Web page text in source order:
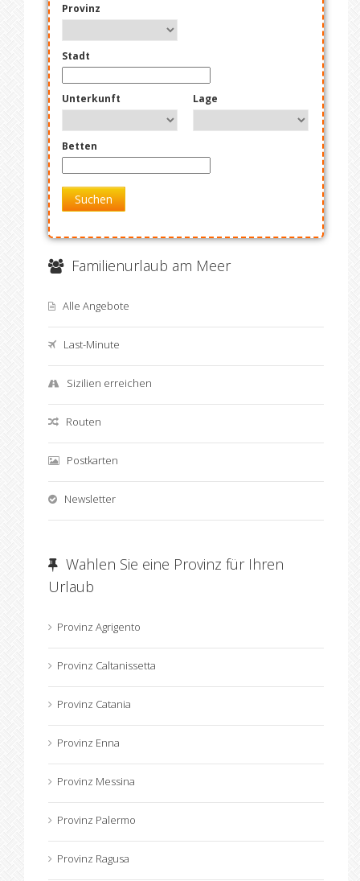
Provinz
Stadt
Unterkunft Lage
Betten
Suchen
Familienurlaub am Meer
Alle Angebote
Last-Minute
Sizilien erreichen
Routen
Postkarten
Newsletter
Wahlen Sie eine Provinz für Ihren
Urlaub
Provinz Agrigento
Provinz Caltanissetta
Provinz Catania
Provinz Enna
Provinz Messina
Provinz Palermo
Provinz Ragusa